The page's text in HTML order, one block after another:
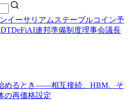
イーサリアム ステーブルコイン予
DeFiAI連邦準備制度理事会議長
めるとき——相互接続、HBM、そ
の再価格設定